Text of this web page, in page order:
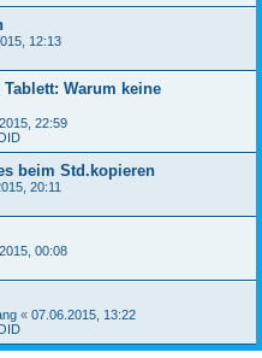
12:13
Warum keine
22:59
beim Std.kopieren
20:11
00:08
« 07.06.2015, 13:22